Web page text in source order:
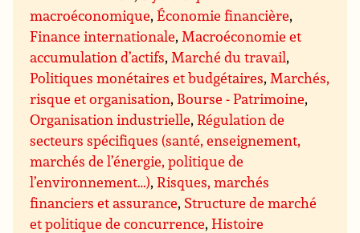
macroéconomique,Économie financière,
Finance internationale, Macroéconomie et
accumulation d’actifs, Marché du travail,
Politiques monétaires et budgétaires, Marchés,
risque et organisation, Bourse - Patrimoine,
Organisation industrielle,Régulation de
secteurs spécifiques (santé, enseignement,
marchés de l’énergie, politique de
l’environnement…),Risques, marchés
financiers et assurance, Structure de marché
et politique de concurrence,Histoire